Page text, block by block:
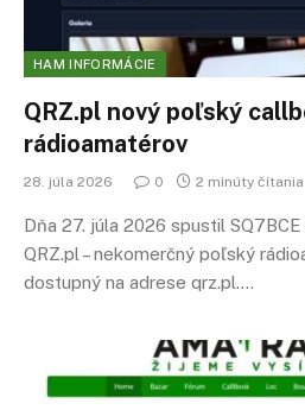
HAM INFORMÁCIE
QRZ.pl nový poľský
rádioamatérov
28. júla 2026 0 2 minúty čítania
Dňa 27. júla 2026 spustil
QRZ.pl – nekomerčný poľský
dostupný na adrese qrz.pl.…